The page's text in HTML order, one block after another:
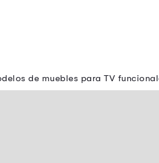
de muebles para TV